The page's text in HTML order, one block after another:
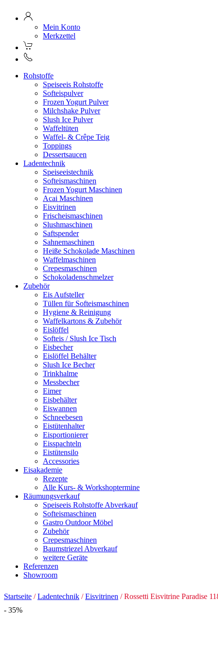
Mein Konto
Merkzettel
Rohstoffe
Speiseeis Rohstoffe
Softeispulver
Frozen Yogurt Pulver
Milchshake Pulver
Slush Ice Pulver
Waffeltüten
Waffel- & Crêpe Teig
Toppings
Dessertsaucen
Ladentechnik
Speiseeistechnik
Softeismaschinen
Frozen Yogurt Maschinen
Acai Maschinen
Eisvitrinen
Frischeismaschinen
Slushmaschinen
Saftspender
Sahnemaschinen
Heiße Schokolade Maschinen
Waffelmaschinen
Crepesmaschinen
Schokoladenschmelzer
Zubehör
Eis Aufsteller
Tüllen für Softeismaschinen
Hygiene & Reinigung
Waffelkartons & Zubehör
Eislöffel
Softeis / Slush Ice Tisch
Eisbecher
Eislöffel Behälter
Slush Ice Becher
Trinkhalme
Messbecher
Eimer
Eisbehälter
Eiswannen
Schneebesen
Eistütenhalter
Eisportionierer
Eisspachteln
Eistütensilo
Accessories
Eisakademie
Rezepte
Alle Kurs- & Workshoptermine
Räumungsverkauf
Speiseeis Rohstoffe Abverkauf
Softeismaschinen
Gastro Outdoor Möbel
Zubehör
Crepesmaschinen
Baumstriezel Abverkauf
weitere Geräte
Referenzen
Showroom
Startseite /Ladentechnik /Eisvitrinen / Rossetti Eisvitrine Paradise
- 35%